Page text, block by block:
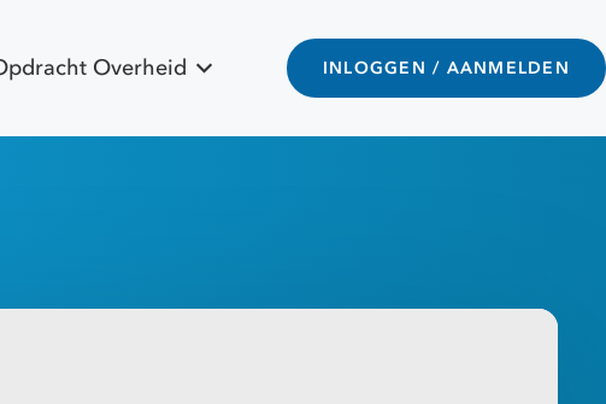
Overheid INLOGGEN / AANMELDEN